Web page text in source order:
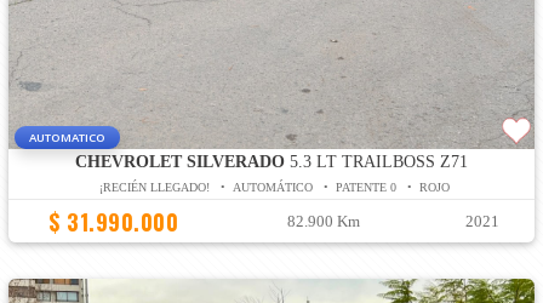
AUTOMATICO
CHEVROLET SILVERADO5.3 LT TRAILBOSS Z71
¡RECIÉN LLEGADO! • AUTOMÁTICO • PATENTE 0 • ROJO
$ 31.990.000 82.900 Km 2021